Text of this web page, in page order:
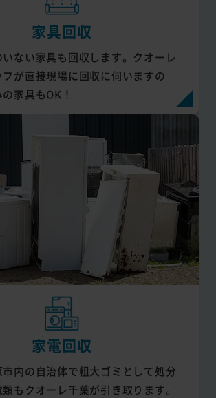
家具回収
ない家具も回収します。クオーレ
が直接現場に回収に伺いますの
家具もOK！
家電回収
内の自治体で粗大ゴミとして処分
もクオーレ千葉が引き取ります。